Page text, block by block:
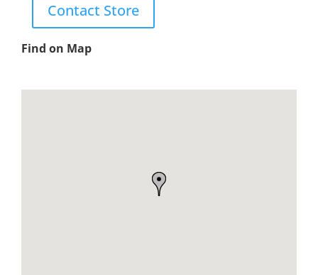
Contact Store
Find on Map